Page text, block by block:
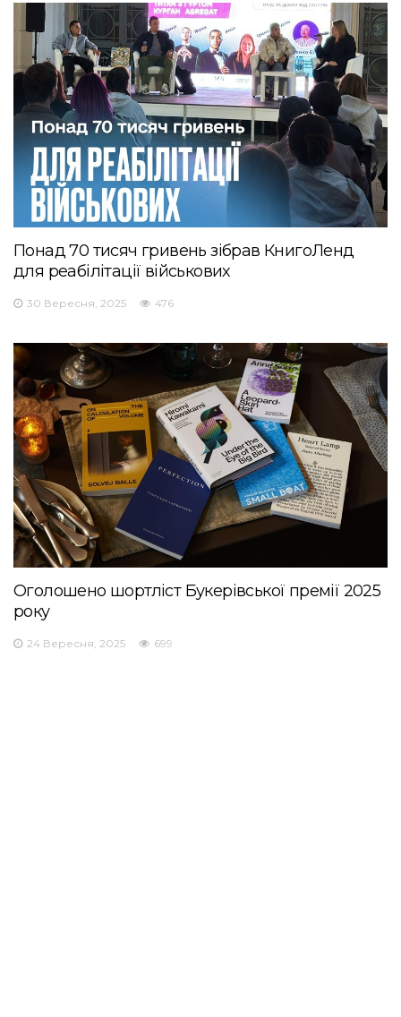
Понад 70 тисяч гривень зібрав КнигоЛенд
для реабілітації військових
30 Вересня, 2025 476
Оголошено шортліст Букерівської премії 2025
року
24 Вересня, 2025 699